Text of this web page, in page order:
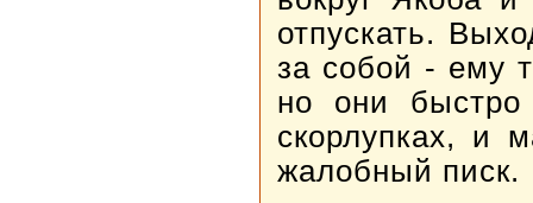
отпускать.
за собой - ему
но они
скорлупках, и
жалобный писк.